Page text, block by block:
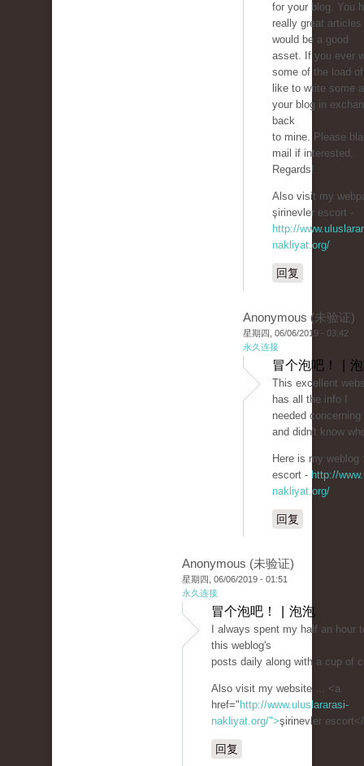
for your blog. You
really great
would be a good
asset. If you ever
some of the load
like to write some
your blog in
back
to mine. Please
mail if interested.
Regards!
Also visit my
şirinevler escort -
http://
nakliyat.org/
回复
Anonymous (未验证)
星期四, 06/06/2019 - 03:42
永久连接
冒个泡吧！ |
This excellent
has all the info I
needed
and didn't know
Here is my weblog
escort - http://
nakliyat.org/
回复
Anonymous (未验证)
星期四, 06/06/2019 - 01:51
永久连接
冒个泡吧！ | 泡泡
I always spent my half an hour
this weblog's
posts daily along with a cup of
Also visit my website ... <a
href=" http://www.uluslararasi-
nakliyat.org/">şirinevler
回复